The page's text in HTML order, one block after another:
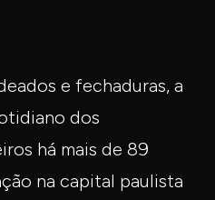
e fechaduras, a
dos
há mais de 89
na capital paulista